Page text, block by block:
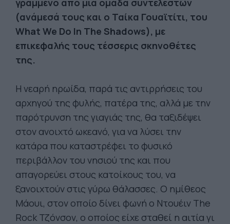
γραμμένο από μια ομάδα συντελεστών
(ανάμεσά τους και ο Ταίκα Γουαϊτίτι, του
What We Do In The Shadows), με
επικεφαλής τους τέσσερις σκηνοθέτες
της.
Η νεαρή ηρωίδα, παρά τις αντιρρήσεις του
αρχηγού της φυλής, πατέρα της, αλλά με την
παρότρυνση της γιαγιάς της, θα ταξιδέψει
στον ανοιχτό ωκεανό, για να λύσει την
κατάρα που καταστρέφει το φυσικό
περιβάλλον του νησιού της και που
απαγορεύει στους κατοίκους του, να
ξανοιχτούν στις γύρω θάλασσες. Ο ημίθεος
Μάουι, στον οποίο δίνει φωνή ο Ντουέιν The
Rock Τζόνσον, ο οποίος είχε σταθεί η αιτία γι